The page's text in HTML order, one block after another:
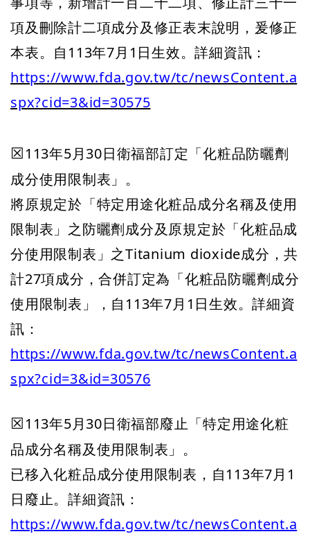
項及刪除計二項成分及修正表末說明，爰修正
本表。自113年7月1日生效。詳細資訊：
https://www.fda.gov.tw/tc/newsContent.a
spx?cid=3&id=30575
☒ 113年5月30日衛福部訂定「化粧品防曬劑
成分使用限制表」。
將原規定於「特定用途化粧品成分名稱及使用
限制表」之防曬劑成分及原規定於「化粧品成
分使用限制表」之Titanium dioxide成分，共
計27項成分，合併訂定為「化粧品防曬劑成分
使用限制表」，自113年7月1日生效。詳細資
訊：
https://www.fda.gov.tw/tc/newsContent.a
spx?cid=3&id=30576
☒ 113年5月30日衛福部廢止「特定用途化粧
品成分名稱及使用限制表」。
已移入化粧品成分使用限制表，自113年7月1
日廢止。 詳細資訊：
https://www.fda.gov.tw/tc/newsContent.a